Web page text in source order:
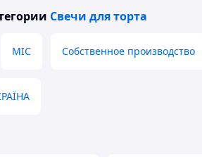
Свечи для торта
MIC Собственное производство